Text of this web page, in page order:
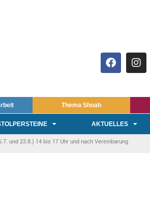
Thema Shoah
AKTUELLES
und 23.8.) 14 bis 17 Uhr und nach Vereinbarung